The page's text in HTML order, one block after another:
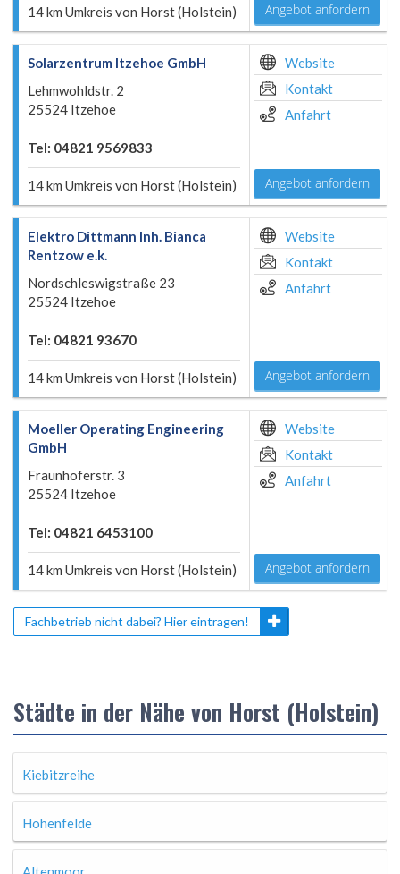
14 km Umkreis von Horst (Holstein) Angebot anfordern
Solarzentrum Itzehoe GmbH
Lehmwohldstr. 2
25524 Itzehoe
Tel: 04821 9569833
14 km Umkreis von Horst (Holstein)
Website
Kontakt
Anfahrt
Angebot anfordern
Elektro Dittmann Inh. Bianca
Rentzow e.k.
Nordschleswigstraße 23
25524 Itzehoe
Tel: 04821 93670
14 km Umkreis von Horst (Holstein)
Website
Kontakt
Anfahrt
Angebot anfordern
Moeller Operating Engineering
GmbH
Fraunhoferstr. 3
25524 Itzehoe
Tel: 04821 6453100
14 km Umkreis von Horst (Holstein)
Website
Kontakt
Anfahrt
Angebot anfordern
Fachbetrieb nicht dabei? Hier eintragen!
Städte in der Nähe von Horst (Holstein)
Kiebitzreihe
Hohenfelde